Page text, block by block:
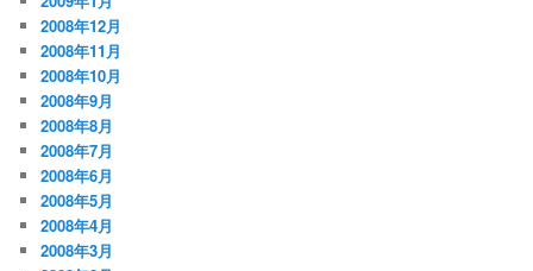
2008年12月
2008年11月
2008年10月
2008年9月
2008年8月
2008年7月
2008年6月
2008年5月
2008年4月
2008年3月